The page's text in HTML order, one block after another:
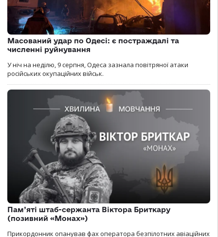
Масований удар по Одесі: є постраждалі та
численні руйнування
У ніч на неділю, 9 серпня, Одеса зазнала повітряної атаки
російських окупаційних військ.
Пам’яті штаб-сержанта Віктора Бриткару
(позивний «Монах»)
Прикордонник опанував фах оператора безпілотних авіаційних